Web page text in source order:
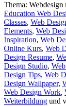
Thema: Webdesign
Education Web
Classes, Web
Elements, Web
Inspiration, Web
Online Kurs, Web
Design Resume,
Design Studio,
Design Tips, Web
Design Wallpaper,
Web Design Work,
Weiterbildung und